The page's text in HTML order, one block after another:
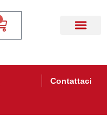
Contattaci